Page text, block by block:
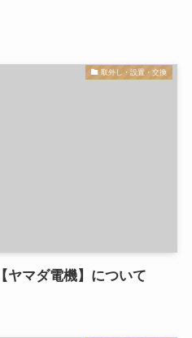
取外し・設置・交換
ヤマダ電機】について